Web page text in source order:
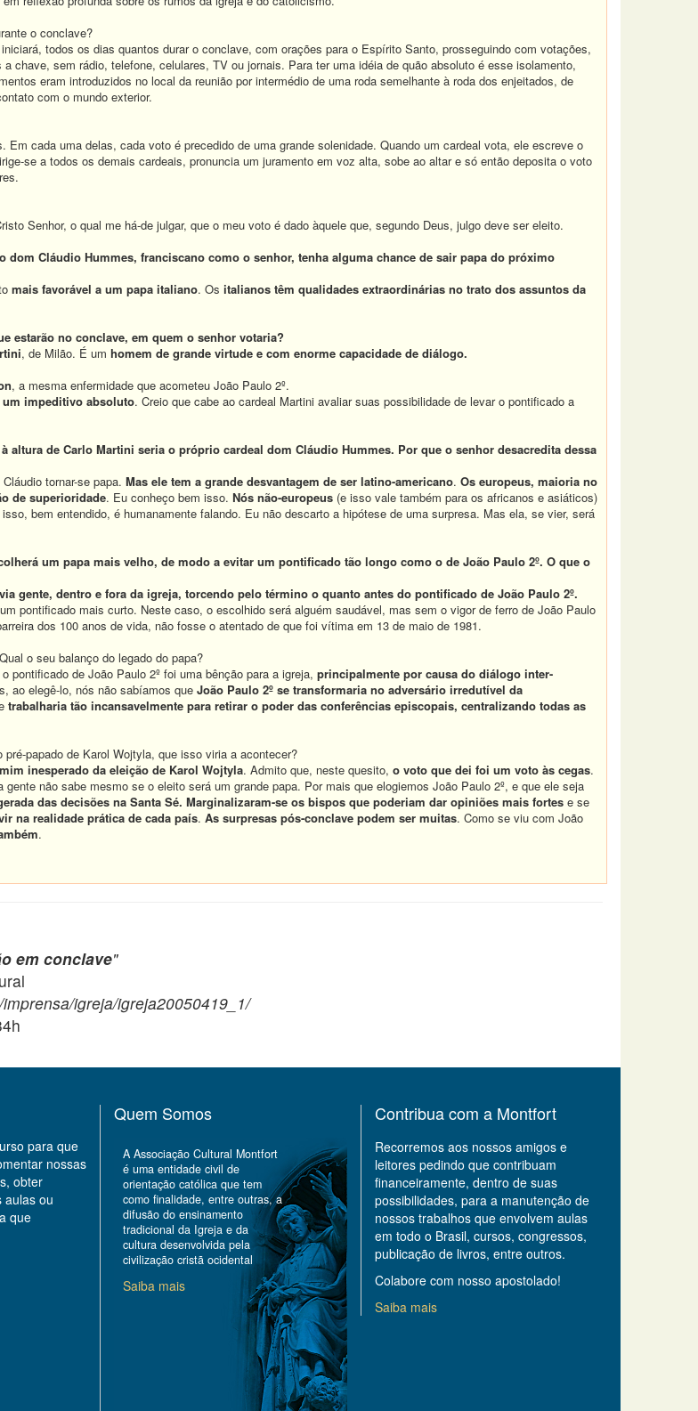
o conclave?
todos os dias quantos durar o conclave, com orações para o Espírito Santo, prosseguindo com votações,
chave, sem rádio, telefone, celulares, TV ou jornais. Para ter uma idéia de quão absoluto é esse isolamento,
eram introduzidos no local da reunião por intermédio de uma roda semelhante à roda dos enjeitados, de
com o mundo exterior.
Em cada uma delas, cada voto é precedido de uma grande solenidade. Quando um cardeal vota, ele escreve o
se a todos os demais cardeais, pronuncia um juramento em voz alta, sobe ao altar e só então deposita o voto
Senhor, o qual me há-de julgar, que o meu voto é dado àquele que, segundo Deus, julgo deve ser eleito.
dom Cláudio Hummes, franciscano como o senhor, tenha alguma chance de sair papa do próximo
mais favorável a um papa italiano. Os italianos têm qualidades extraordinárias no trato dos assuntos da
estarão no conclave, em quem o senhor votaria?
, de Milão. É um homem de grande virtude e com enorme capacidade de diálogo.
, a mesma enfermidade que acometeu João Paulo 2º.
impeditivo absoluto. Creio que cabe ao cardeal Martini avaliar suas possibilidade de levar o pontificado a
altura de Carlo Martini seria o próprio cardeal dom Cláudio Hummes. Por que o senhor desacredita dessa
tornar-se papa. Mas ele tem a grande desvantagem de ser latino-americano. Os europeus, maioria no
de superioridade. Eu conheço bem isso. Nós não-europeus (e isso vale também para os africanos e asiáticos)
isso, bem entendido, é humanamente falando. Eu não descarto a hipótese de uma surpresa. Mas ela, se vier, será
um papa mais velho, de modo a evitar um pontificado tão longo como o de João Paulo 2º. O que o
gente, dentro e fora da igreja, torcendo pelo término o quanto antes do pontificado de João Paulo 2º.
pontificado mais curto. Neste caso, o escolhido será alguém saudável, mas sem o vigor de ferro de João Paulo
dos 100 anos de vida, não fosse o atentado de que foi vítima em 13 de maio de 1981.
o seu balanço do legado do papa?
pontificado de João Paulo 2º foi uma bênção para a igreja, principalmente por causa do diálogo inter-
ao elegê-lo, nós não sabíamos que João Paulo 2º se transformaria no adversário irredutível da
trabalharia tão incansavelmente para retirar o poder das conferências episcopais, centralizando todas as
papado de Karol Wojtyla, que isso viria a acontecer?
inesperado da eleição de Karol Wojtyla. Admito que, neste quesito, o voto que dei foi um voto às cegas.
não sabe mesmo se o eleito será um grande papa. Por mais que elogiemos João Paulo 2º, e que ele seja
das decisões na Santa Sé. Marginalizaram-se os bispos que poderiam dar opiniões mais fortes e se
na realidade prática de cada país. As surpresas pós-conclave podem ser muitas. Como se viu com João
.
em conclave"
igreja/igreja20050419_1/
para que
nossas
obter
aulas ou
que
Quem Somos
A Associação Cultural Montfort
é uma entidade civil de
orientação católica que tem
como finalidade, entre outras, a
difusão do ensinamento
tradicional da Igreja e da
cultura desenvolvida pela
civilização cristã ocidental
Saiba mais
Contribua com a Montfort
Recorremos aos nossos amigos e
leitores pedindo que contribuam
financeiramente, dentro de suas
possibilidades, para a manutenção de
nossos trabalhos que envolvem aulas
em todo o Brasil, cursos, congressos,
publicação de livros, entre outros.
Colabore com nosso apostolado!
Saiba mais